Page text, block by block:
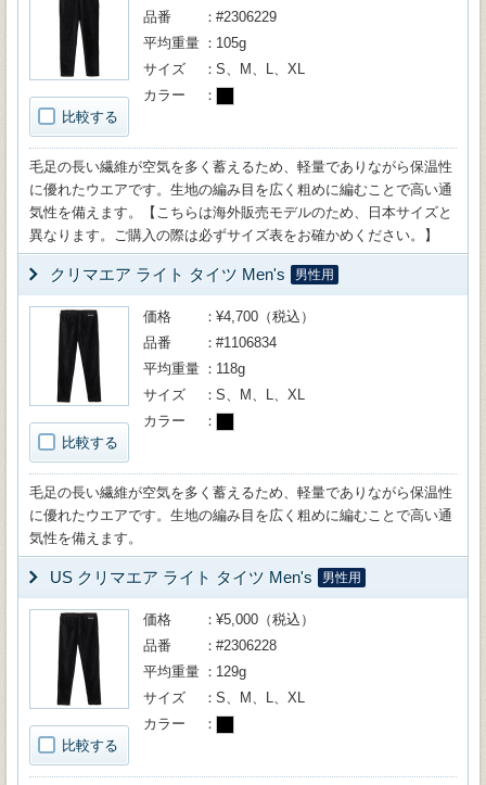
比較する
品番
#2306229
平均重量
105g
サイズ
S、M、L、XL
カラー
毛足の長い繊維が空気を多く蓄えるため、軽量でありながら保温性
に優れたウエアです。生地の編み目を広く粗めに編むことで高い通
気性を備えます。【こちらは海外販売モデルのため、日本サイズと
異なります。ご購入の際は必ずサイズ表をお確かめください。】
クリマエア ライト タイツ Men's 男性用
比較する
価格
¥4,700（税込）
品番
#1106834
平均重量
118g
サイズ
S、M、L、XL
カラー
毛足の長い繊維が空気を多く蓄えるため、軽量でありながら保温性
に優れたウエアです。生地の編み目を広く粗めに編むことで高い通
気性を備えます。
US クリマエア ライト タイツ Men's 男性用
比較する
価格
¥5,000（税込）
品番
#2306228
平均重量
129g
サイズ
S、M、L、XL
カラー